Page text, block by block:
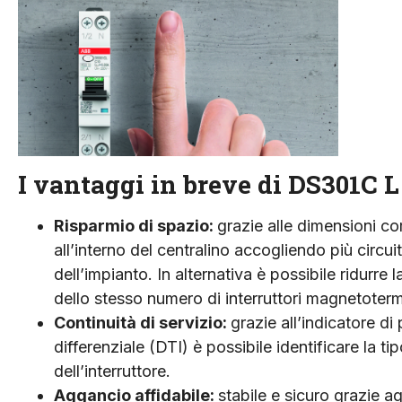
I vantaggi in breve di DS301C L
Risparmio di spazio: grazie alle dimensioni
all’interno del centralino accogliendo più
dell’impianto. In alternativa è possibile ridurre
dello stesso numero di interruttori
Continuità di servizio: grazie all’indicatore
differenziale (DTI) è possibile identificare la
dell’interruttore.
Aggancio affidabile: stabile e sicuro grazie